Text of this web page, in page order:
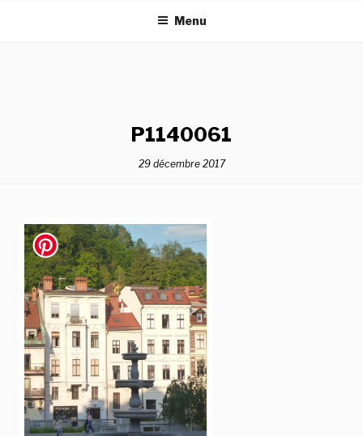
Menu
P1140061
29 décembre 2017